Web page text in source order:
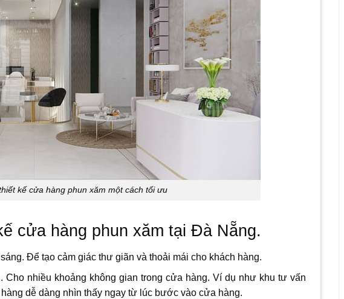
kế cửa hàng phun xăm một cách tối ưu
cửa hàng phun xăm tại Đà Nẵng.
Để tạo cảm giác thư giãn và thoải mái cho khách hàng.
nhiều khoảng không gian trong cửa hàng. Ví dụ như khu tư vấn
dễ dàng nhìn thấy ngay từ lúc bước vào cửa hàng.